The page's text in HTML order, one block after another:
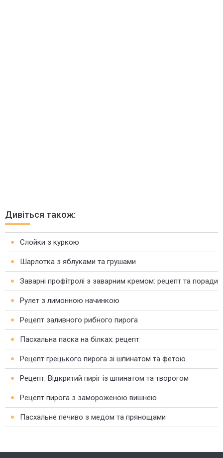
Дивіться також:
Слойки з куркою
Шарлотка з яблуками та грушами
Заварні профітролі з заварним кремом: рецепт та поради
Рулет з лимонною начинкою
Рецепт заливного рибного пирога
Пасхальна паска на білках: рецепт
Рецепт грецького пирога зі шпинатом та фетою
Рецепт: Відкритий пиріг із шпинатом та творогом
Рецепт пирога з замороженою вишнею
Пасхальне печиво з медом та прянощами